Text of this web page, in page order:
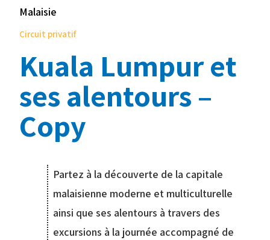
Malaisie
Circuit privatif
Kuala Lumpur et
ses alentours –
Copy
Partez à la découverte de la capitale
malaisienne moderne et multiculturelle
ainsi que ses alentours à travers des
excursions à la journée accompagné de